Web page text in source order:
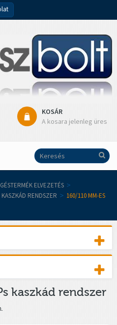
KOSÁR
A kosara jelenleg üres
ELVEZETÉS >
KASZKÁD RENDSZER > 160/110 MM-ES
kaszkád rendszer